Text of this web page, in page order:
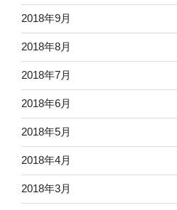
2018年9月
2018年8月
2018年7月
2018年6月
2018年5月
2018年4月
2018年3月